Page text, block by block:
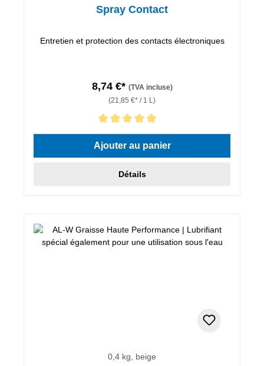
Spray Contact
Entretien et protection des contacts électroniques
8,74 €* (TVA incluse)
(21,85 €* / 1 L)
Note moyenne de 5 sur 5 étoiles
Ajouter au panier
Détails
0,4 kg, beige